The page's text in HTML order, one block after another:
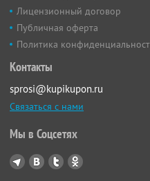
Лицензионный договор
Публичная оферта
Политика
Контакты
sprosi@kupikupon.ru
Связаться с нами
Мы в Соцсетях